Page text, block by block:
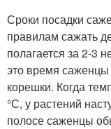
Сроки посадки
правилам сажать
полагается за 2-3
это время
корешки. Когда
°С, у растений
полосе саженцы